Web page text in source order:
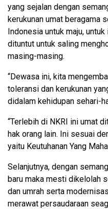
yang sejalan dengan
kerukunan umat beragama
Indonesia untuk maju,
dituntut untuk saling
masing-masing.
“Dewasa ini, kita
toleransi dan kerukunan
didalam kehidupan sehari-
“Terlebih di NKRI ini umat
hak orang lain. Ini sesuai
yaitu Keutuhanan Yang
Selanjutnya, dengan
baru maka mesti dikelolah
dan umrah serta
merawat persaudaraan